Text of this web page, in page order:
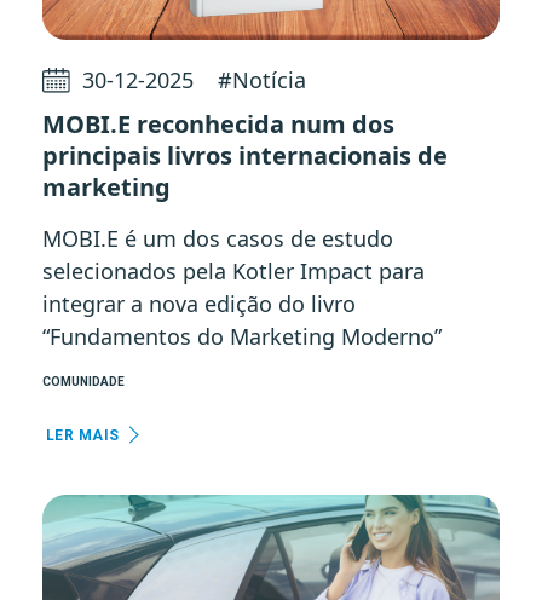
30-12-2025 #Notícia
MOBI.E reconhecida num dos
principais livros internacionais de
marketing
MOBI.E é um dos casos de estudo
selecionados pela Kotler Impact para
integrar a nova edição do livro
“Fundamentos do Marketing Moderno”
COMUNIDADE
LER MAIS